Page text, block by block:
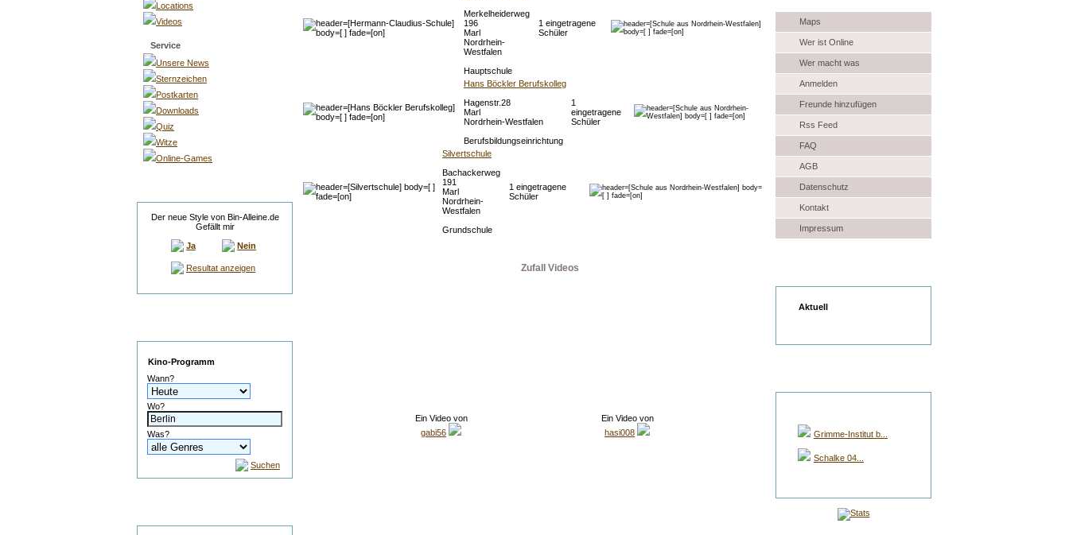
Locations
Videos
Service
Unsere News
Sternzeichen
Postkarten
Downloads
Quiz
Witze
Online-Games
Der neue Style von Bin-Alleine.de
Gefällt mir
Ja
Nein
Resultat anzeigen
Kino-Programm
Wann?
Wo?
Was?
Suchen
Merkelheiderweg
196
Marl
Nordrhein-
Westfalen
Hauptschule
1 eingetragene
Schüler
Hans Böckler Berufskolleg
Hagenstr.28
Marl
Nordrhein-Westfalen
Berufsbildungseinrichtung
1
eingetragene
Schüler
Silvertschule
Bachackerweg
191
Marl
Nordrhein-
Westfalen
Grundschule
1 eingetragene
Schüler
Zufall Videos
Ein Video von
gabi56
Ein Video von
hasi008
Maps
Wer ist Online
Wer macht was
Anmelden
Freunde hinzufügen
Rss Feed
FAQ
AGB
Datenschutz
Kontakt
Impressum
Aktuell
Grimme-Institut b...
Schalke 04...